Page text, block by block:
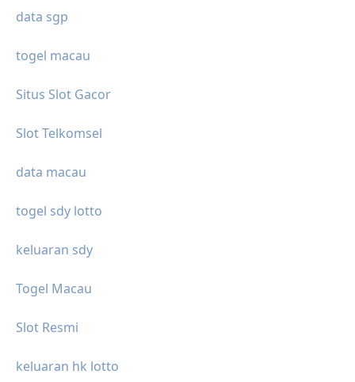
data sgp
togel macau
Situs Slot Gacor
Slot Telkomsel
data macau
togel sdy lotto
keluaran sdy
Togel Macau
Slot Resmi
keluaran hk lotto